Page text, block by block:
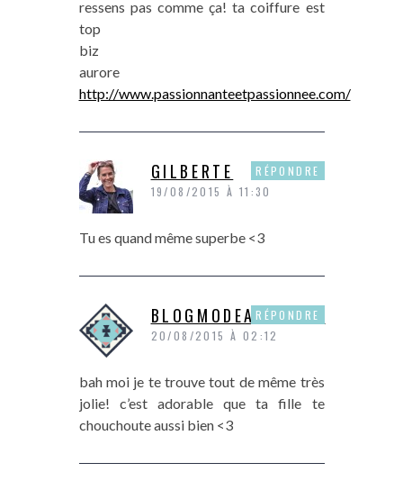
ressens pas comme ça! ta coiffure est
top
biz
aurore
http://www.passionnanteetpassionnee.com/
GILBERTE
19/08/2015 À 11:30
Tu es quand même superbe <3
RÉPONDRE
BLOGMODEANDSHOP
20/08/2015 À 02:12
bah moi je te trouve tout de même très
jolie! c’est adorable que ta fille te
chouchoute aussi bien <3
RÉPONDRE